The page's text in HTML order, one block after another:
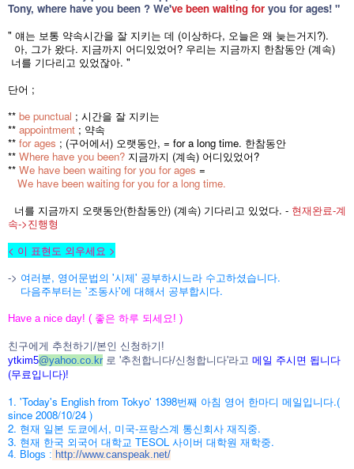
Tony, where have you been ? We've been waiting for you for ages! "
" 얘는 보통 약속시간을 잘 지키는 데 (이상하다, 오늘은 왜 늦는거지?).
아, 그가 왔다. 지금까지 어디있었어? 우리는 지금까지 한참동안 (계속)
너를 기다리고 있었잖아. "
단어 ;
** be punctual ; 시간을 잘 지키는
** appointment ; 약속
** for ages ; (구어에서) 오랫동안, = for a long time. 한참동안
** Where have you been? 지금까지 (계속) 어디있었어?
** We have been waiting for you for ages =
We have been waiting for you for a long time.
너를 지금까지 오랫동안(한참동안) (계속) 기다리고 있었다. - 현재완료-계
속->진행형
< 이 표현도 외우세요 >
-> 여러분, 영어문법의 '시제' 공부하시느라 수고하셨습니다.
다음주부터는 '조동사'에 대해서 공부합시다.
Have a nice day! ( 좋은 하루 되세요! )
친구에게 추천하기/본인 신청하기!
ytkim5@yahoo.co.kr 로 '추천합니다/신청합니다'라고 메일 주시면 됩니다
(무료입니다)!
1. 'Today's English from Tokyo' 1398번째 아침 영어 한마디 메일입니다.(
since 2008/10/24 )
2. 현재 일본 도쿄에서, 미국-프랑스계 통신회사 재직중.
3. 현재 한국 외국어 대학교 TESOL 사이버 대학원 재학중.
4. Blogs : http://www.canspeak.net/